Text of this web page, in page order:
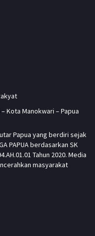
– Kota Manokwari – Papua
Papua yang berdiri sejak
PAPUA berdasarkan SK
Tahun 2020. Media
masyarakat